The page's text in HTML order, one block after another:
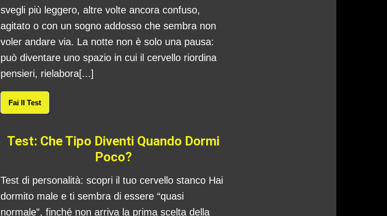
svegli più leggero, altre volte ancora confuso,
agitato o con un sogno addosso che sembra non
voler andare via. La notte non è solo una pausa:
può diventare uno spazio in cui il cervello riordina
pensieri, rielabora[...]
Fai Il Test
Test: Che Tipo Diventi Quando Dormi
Poco?
Test di personalità: scopri il tuo cervello stanco Hai
dormito male e ti sembra di essere “quasi
normale”, finché non arriva la prima scelta della